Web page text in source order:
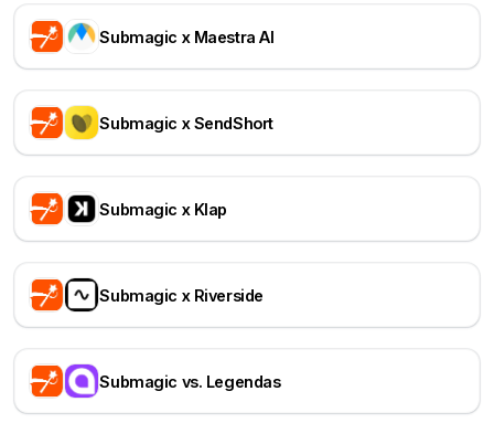
Submagic x Maestra AI
Submagic x SendShort
Submagic x Klap
Submagic x Riverside
Submagic vs. Legendas